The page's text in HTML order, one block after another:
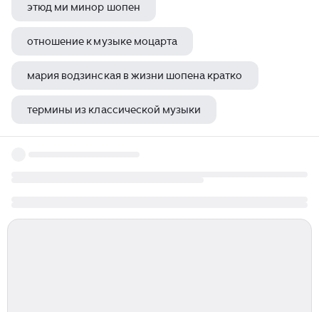
этюд ми минор шопен
отношение к музыке моцарта
мария водзинская в жизни шопена кратко
термины из классической музыки